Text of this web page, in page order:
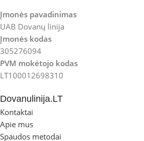
Įmonės pavadinimas
UAB Dovanų linija
Įmonės kodas
305276094
PVM mokėtojo kodas
LT100012698310
Dovanulinija.LT
Kontaktai
Apie mus
Spaudos metodai